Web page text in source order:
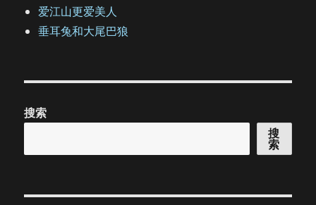
爱江山更爱美人
垂耳兔和大尾巴狼
搜索
搜
索